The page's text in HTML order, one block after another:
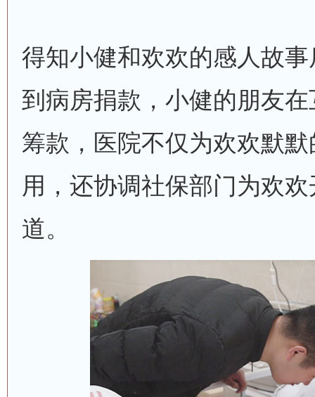
得知小健和欢欢的感人故
到病房捐款，小健的朋友
筹款，医院不仅为欢欢默
用，还协调社保部门为欢
道。